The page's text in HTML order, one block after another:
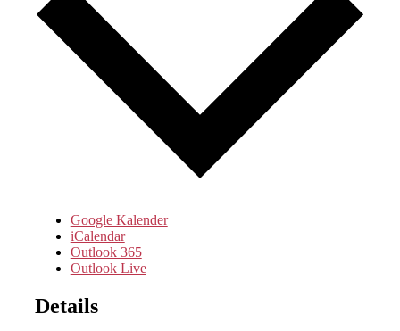
Google Kalender
iCalendar
Outlook 365
Outlook Live
Details